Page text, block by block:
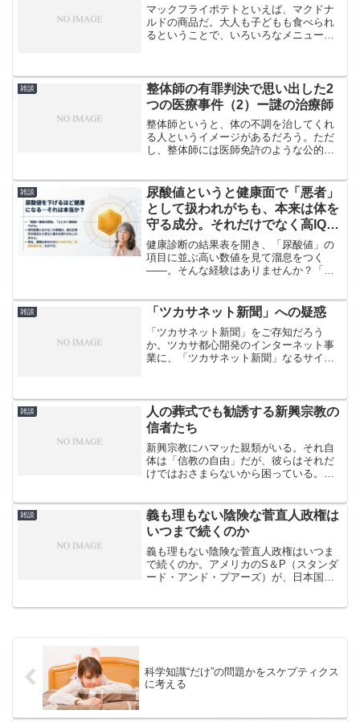
マックフライポテトといえば、マクドナ
ルドの商品だ。大人も子どもも食べられ
るということで、いろいろなメニューに
る。
雑談
整体師の有罪判決で思い出した2
つの医療事件（2）ー謎の治療師
整体師というと、体の不調を治してくれ
る人というイメージがあるだろう。ただ
し、整体師には医師免許のような公的な
も怪しい整体師によるトラブルがあり得
ることだけは確かである。...
雑談
尿酸値というと健康面で「悪者」
として扱われがちも、本来は体を
守る成分。それだけでなく高IQや
抗がんを考察させる相関もあると
いうのです
健康診断の結果表を開き、「尿酸値」の
項目に並ぶ高い数値を見て溜息をつく
――。そんな経験はありませんか？「こ
ように忌み嫌っている方は少なくないは
ずです。
雑談 「ツカサネット新聞」への疑惑
「ツカサネット新聞」をご存知だろう
か。ツカサ都心開発のインターネット事
業に、「ツカサネット新聞」なるサイト
いう触れ込みだった。いくら...
雑談
人の葬式でも勧誘する新興宗教の
信者たち
新興宗教にハマッた親類がいる。それ自
体は「信教の自由」だが、彼らはそれだ
けではおさまらないから困っている。伝
における信仰であるのに対し、彼らは信
仰以上に、他者をその教団...
雑談
義も理もない陰険な菅直人政権は
いつまで続くのか
義も理もない陰険な菅直人政権はいつま
で続くのか。アメリカのS＆P（スタンダ
ード・アンド・プアーズ）が、日本国債
科学知識“だけ”の問題かをスケプティクス
に考える